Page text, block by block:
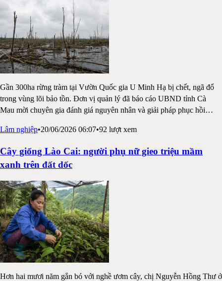
Gần 300ha rừng tràm tại Vườn Quốc gia U Minh Hạ bị chết, ngã đổ
trong vùng lõi bảo tồn. Đơn vị quản lý đã báo cáo UBND tỉnh Cà
Mau mời chuyên gia đánh giá nguyên nhân và giải pháp phục hồi…
Lâm nghiệp•20/06/2026 06:07•92 lượt xem
Cây giống Lào Cai: người phụ nữ gieo triệu mầm
xanh trên đất dốc
Hơn hai mươi năm gắn bó với nghề ươm cây, chị Nguyễn Hồng Thư ở